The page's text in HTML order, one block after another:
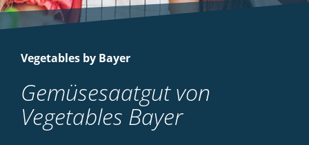
Vegetables by Bayer
Gemüsesaatgut von
Vegetables Bayer